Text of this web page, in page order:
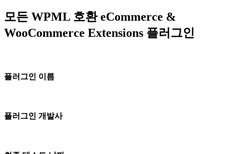
모든 WPML 호환 eCommerce &
WooCommerce Extensions 플러그인
플러그인 이름
플러그인 개발사